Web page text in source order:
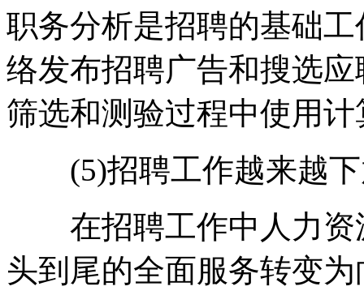
职务分析是招聘的基础
络发布招聘广告和搜选
筛选和测验过程中使用
(5)招聘工作越来越下
在招聘工作中人力资
头到尾的全面服务转变